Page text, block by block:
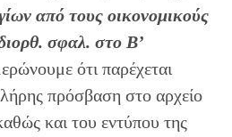
από τους οικονομικούς
σφαλ. στο Β’
ότι παρέχεται
πρόσβαση στο αρχείο
και του εντύπου της